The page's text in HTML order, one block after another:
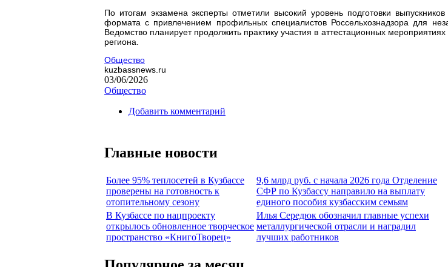
По итогам экзамена эксперты отметили высокий уровень подготовки
формата с привлечением профильных специалистов Россельхознадзора для
Ведомство планирует продолжить практику участия в аттестационных
региона.
Общество
kuzbassnews.ru
03/06/2026
Общество
Добавить комментарий
Главные новости
Более 95% теплосетей в Кузбассе
проверены на готовность к
отопительному сезону
9,6 млрд руб. с начала 2026 года Отделение
СФР по Кузбассу направило на выплату
единого пособия кузбасским семьям
В Кузбассе по нацпроекту
открылось обновленное творческое
пространство «КнигоТворец»
Илья Середюк обозначил главные успехи
металлургической отрасли и наградил
лучших работников